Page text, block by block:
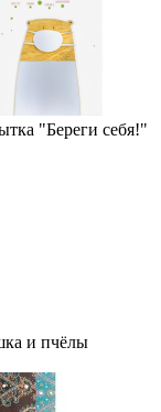
"Береги себя!"
и пчёлы